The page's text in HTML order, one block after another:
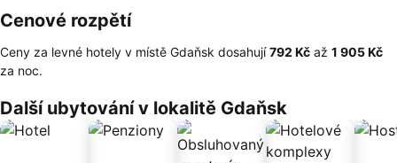
Cenové rozpětí
Ceny za levné hotely v místě Gdaňsk dosahují‎792 Kč až ‎1 905 Kč
za noc.
Další ubytování v lokalitě Gdaňsk